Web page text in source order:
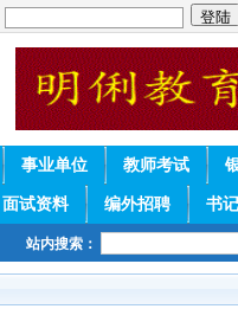
事业单位 教师考试
面试资料 编外招聘 书
站内搜索：